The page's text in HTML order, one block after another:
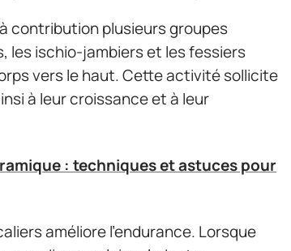
contribution plusieurs groupes
les ischio-jambiers et les fessiers
vers le haut. Cette activité sollicite
à leur croissance et à leur
: techniques et astuces pour
améliore l’endurance. Lorsque